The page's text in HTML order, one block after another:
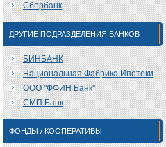
Сбербанк
ДРУГИЕ ПОДРАЗДЕЛЕНИЯ БАНКОВ
БИНБАНК
Национальная Фабрика Ипотеки
ООО "ФФИН Банк"
СМП Банк
ФОНДЫ / КООПЕРАТИВЫ